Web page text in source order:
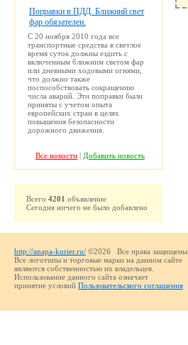
Поправки в ПДД. Ближний свет
фар обязателен.
С 20 ноября 2010 года все
транспортные средства в светлое
время суток должны ездить с
включенным ближним светом фар
или дневными ходовыми огнями,
что должно также
поспособствовать сокращению
числа аварий. Эти поправки были
приняты с учетом опыта
европейских стран в целях
повышения безопасности
дорожного движения.
Все новости| Добавить новость
Всего 4201 объявление
Сегодня ничего не было добавлено
http://anapa-kurier.ru/ ©2026 Все права защищены.
Все логотипы и торговые марки на данном сайте
являются собственностью их владельцев.
Использование данного сайта означает
принятие условий Пользовательского соглашения